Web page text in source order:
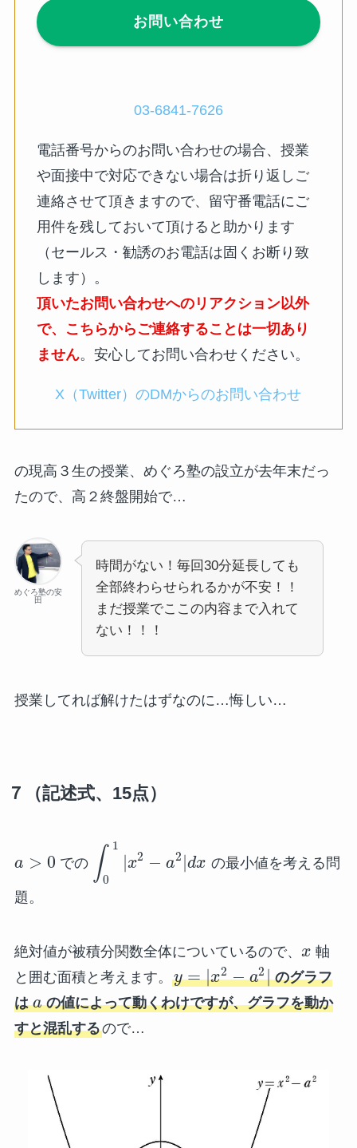
お問い合わせ
03-6841-7626
電話番号からのお問い合わせの場合、授業
や面接中で対応できない場合は折り返しご
連絡させて頂きますので、留守番電話にご
用件を残しておいて頂けると助かります
（セールス・勧誘のお電話は固くお断り致
します）。
頂いたお問い合わせへのリアクション以外
で、こちらからご連絡することは一切あり
ません。安心してお問い合わせください。
X（Twitter）のDMからのお問い合わせ
の現高３生の授業、めぐろ塾の設立が去年末だっ
たので、高２終盤開始で…
めぐろ塾の安
田
時間がない！毎回30分延長しても
全部終わらせられるかが不安！！
まだ授業でここの内容まで入れて
ない！！！
授業してれば解けたはずなのに…悔しい…
７（記述式、15点）
a > 0 での ∫ 1
0
x2 − a2 |dx の最小値を考える問
題。
絶対値が被積分関数全体についているので、 x 軸
と囲む面積と考えます。 y = |x2 − a2|のグラフ
はaの値によって動くわけですが、グラフを動か
すと混乱するので…